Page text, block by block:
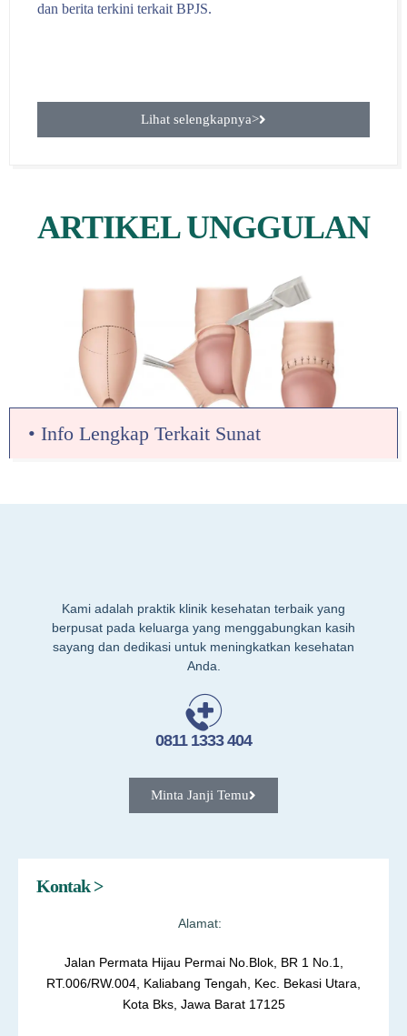
dan berita terkini terkait BPJS.
Lihat selengkapnya>
ARTIKEL UNGGULAN
• Info Lengkap Terkait Sunat
Kami adalah praktik klinik kesehatan terbaik yang
berpusat pada keluarga yang menggabungkan kasih
sayang dan dedikasi untuk meningkatkan kesehatan
Anda.
0811 1333 404
Minta Janji Temu
Kontak >
Alamat:
Jalan Permata Hijau Permai No.Blok, BR 1 No.1,
RT.006/RW.004, Kaliabang Tengah, Kec. Bekasi Utara,
Kota Bks, Jawa Barat 17125